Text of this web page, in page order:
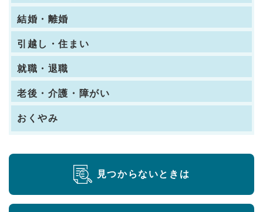
結婚・離婚
引越し・住まい
就職・退職
老後・介護・障がい
おくやみ
見つからないときは